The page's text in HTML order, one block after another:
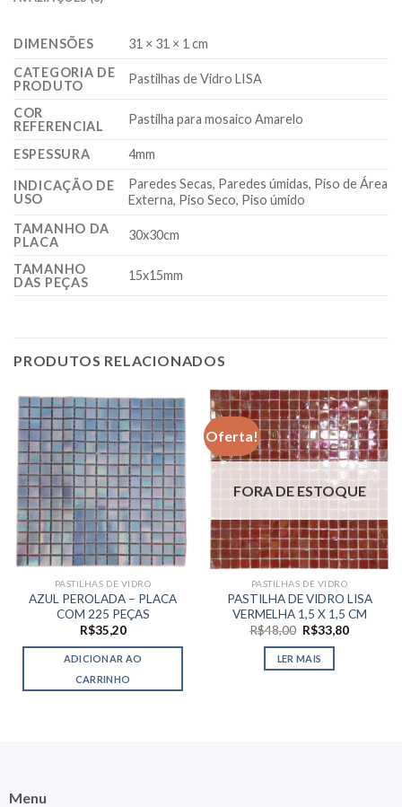
DIMENSÕES
31 × 31 × 1 cm
CATEGORIA DE
PRODUTO
Pastilhas de Vidro LISA
COR
REFERENCIAL
Pastilha para mosaico Amarelo
ESPESSURA 4mm
INDICAÇÃO DE
USO
Paredes Secas, Paredes úmidas, Piso de Área
Externa, Piso Seco, Piso úmido
TAMANHO DA
PLACA
30x30cm
TAMANHO
DAS PEÇAS
15x15mm
PRODUTOS RELACIONADOS
PASTILHAS DE VIDRO
AZUL PEROLADA – PLACA
COM 225 PEÇAS
R$35,20
ADICIONAR AO
CARRINHO
Oferta!
FORA DE ESTOQUE
PASTILHAS DE VIDRO
PASTILHA DE VIDRO LISA
VERMELHA 1,5 X 1,5 CM
R$48,00 O
preço
original
era:
R$33,80O
LER MAIS
Menu